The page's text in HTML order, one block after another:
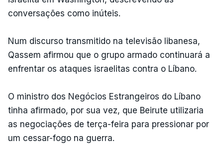
conversações como inúteis.
Num discurso transmitido na televisão libanesa,
Qassem afirmou que o grupo armado continuará a
enfrentar os ataques israelitas contra o Líbano.
O ministro dos Negócios Estrangeiros do Líbano
tinha afirmado, por sua vez, que Beirute utilizaria
as negociações de terça-feira para pressionar por
um cessar-fogo na guerra.